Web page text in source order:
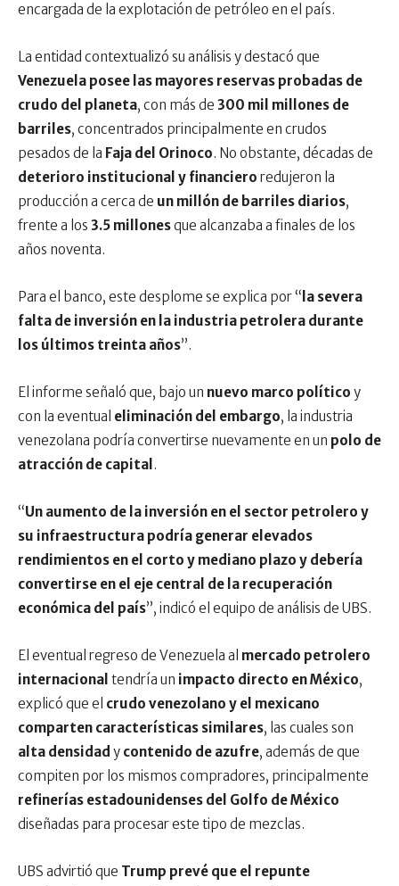
encargada de la explotación de petróleo en el país.
La entidad contextualizó su análisis y destacó que
Venezuela posee las mayores reservas probadas de
crudo del planeta, con más de 300 mil millones de
barriles, concentrados principalmente en crudos
pesados de la Faja del Orinoco. No obstante, décadas de
deterioro institucional y financiero redujeron la
producción a cerca de un millón de barriles diarios,
frente a los 3.5 millonesque alcanzaba a finales de los
años noventa.
Para el banco, este desplome se explica por “ la severa
falta de inversión en la industria petrolera durante
los últimos treinta años”.
El informe señaló que, bajo un nuevo marco político y
con la eventual eliminación del embargo, la industria
venezolana podría convertirse nuevamente en un polo de
atracción de capital .
“Un aumento de la inversión en el sector petrolero y
su infraestructura podría generar elevados
rendimientos en el corto y mediano plazo y debería
convertirse en el eje central de la recuperación
económica del país”, indicó el equipo de análisis de UBS.
El eventual regreso de Venezuela al mercado petrolero
internacional tendría un impacto directo en México,
explicó que el crudo venezolano y el mexicano
comparten características similares, las cuales son
alta densidad y contenido de azufre, además de que
compiten por los mismos compradores, principalmente
refinerías estadounidenses del Golfo de México
diseñadas para procesar este tipo de mezclas.
UBS advirtió que Trump prevé que el repunte